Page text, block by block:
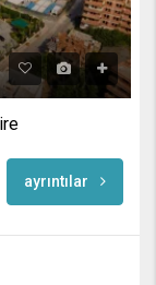
ayrıntılar